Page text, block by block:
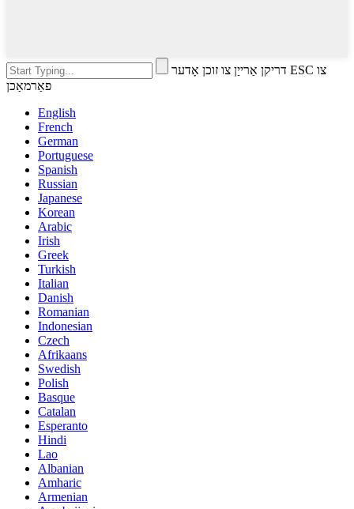
דריקן אַרייַן צו זוכן אָדער ESC צו
פאַרמאַכן
English
French
German
Portuguese
Spanish
Russian
Japanese
Korean
Arabic
Irish
Greek
Turkish
Italian
Danish
Romanian
Indonesian
Czech
Afrikaans
Swedish
Polish
Basque
Catalan
Esperanto
Hindi
Lao
Albanian
Amharic
Armenian